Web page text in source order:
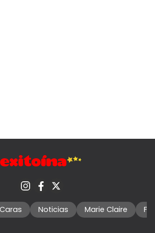
Caras Noticias Marie Claire